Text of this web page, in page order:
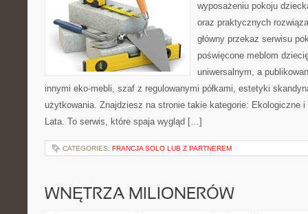
wyposażeniu pokoju
oraz praktycznych
główny przekaz serwisu
poświęcone meblom
uniwersalnym, a
innymi eko-mebli, szaf z regulowanymi półkami, estetyki
użytkowania. Znajdziesz na stronie takie kategorie: Ekologiczne
Lata. To serwis, które spaja wygląd […]
CATEGORIES: FRANCJA SOLO LUB Z PARTNEREM
WNĘTRZA MILIONERÓW